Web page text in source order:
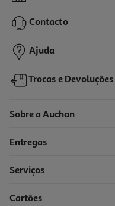
8,90 €
Contacto
Ajuda
Trocas e Devoluções
Sobre a Auchan
Entregas
Serviços
Cartões